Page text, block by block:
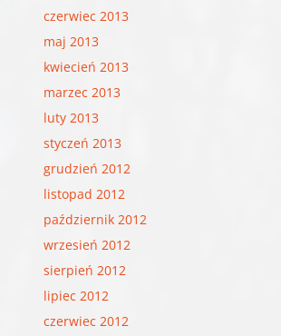
czerwiec 2013
maj 2013
kwiecień 2013
marzec 2013
luty 2013
styczeń 2013
grudzień 2012
listopad 2012
październik 2012
wrzesień 2012
sierpień 2012
lipiec 2012
czerwiec 2012